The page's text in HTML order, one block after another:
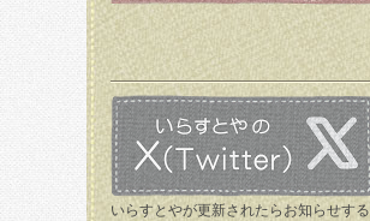
いらすとやが更新されたらお知らせする